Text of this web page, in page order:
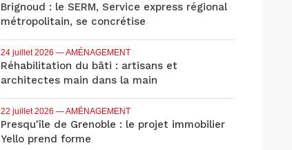
Brignoud : le SERM, Service express régional
métropolitain, se concrétise
24 juillet 2026 — AMÉNAGEMENT
Réhabilitation du bâti : artisans et
architectes main dans la main
22 juillet 2026 — AMÉNAGEMENT
Presqu'île de Grenoble : le projet immobilier
Yello prend forme